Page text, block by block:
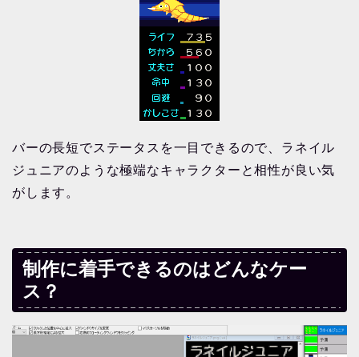
バーの長短でステータスを一目できるので、ラネイル
ジュニアのような極端なキャラクターと相性が良い気
がします。
制作に着手できるのはどんなケー
ス？